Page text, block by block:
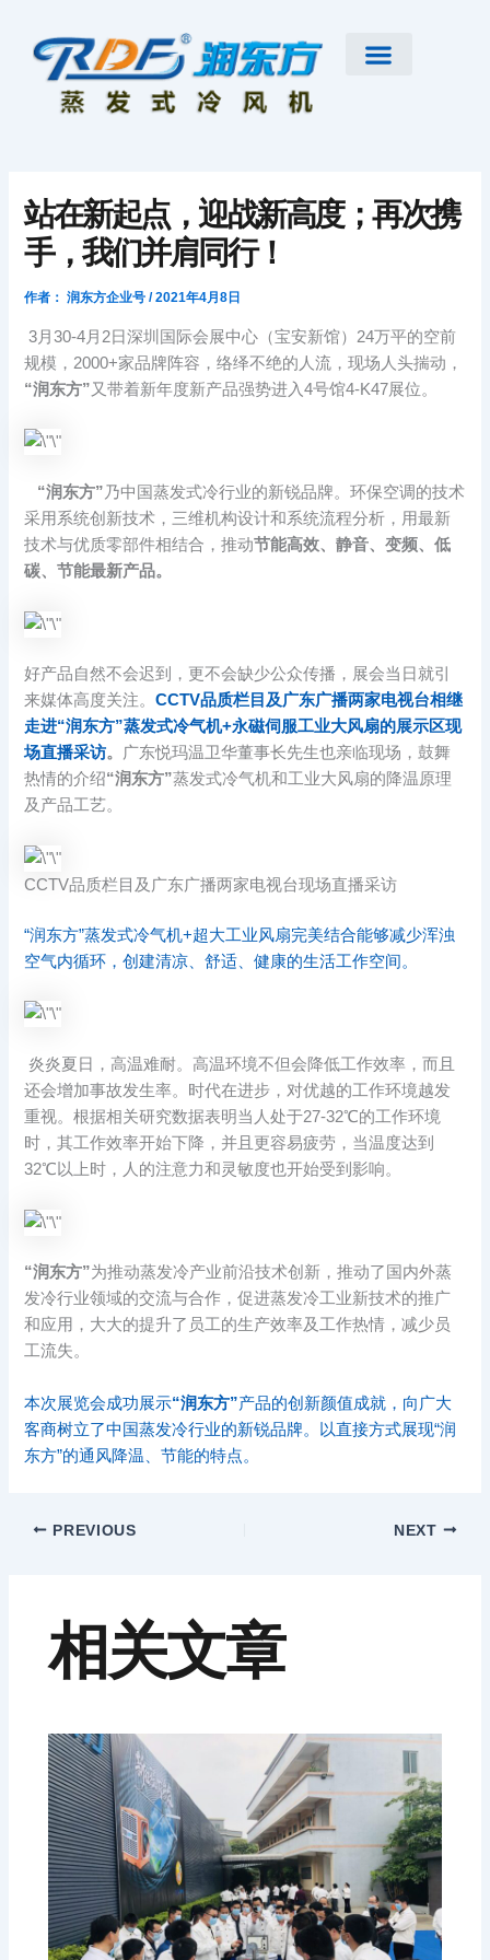
站在新起点，迎战新高度；再次携
手，我们并肩同行！
作者： 润东方企业号/2021年4月8日
3月30-4月2日深圳国际会展中心（宝安新馆）24万平的空前
规模，2000+家品牌阵容，络绎不绝的人流，现场人头揣动，
“润东方”又带着新年度新产品强势进入4号馆4-K47展位。
“润东方”乃中国蒸发式冷行业的新锐品牌。环保空调的技术
采用系统创新技术，三维机构设计和系统流程分析，用最新
技术与优质零部件相结合，推动节能高效、静音、变频、低
碳、节能最新产品。
好产品自然不会迟到，更不会缺少公众传播，展会当日就引
来媒体高度关注。CCTV品质栏目及广东广播两家电视台相继
走进“润东方”蒸发式冷气机+永磁伺服工业大风扇的展示区现
场直播采访。 广东悦玛温卫华董事长先生也亲临现场，鼓舞
热情的介绍“润东方”蒸发式冷气机和工业大风扇的降温原理
及产品工艺。
CCTV品质栏目及广东广播两家电视台现场直播采访
“润东方”蒸发式冷气机+超大工业风扇完美结合能够减少浑浊
空气内循环，创建清凉、舒适、健康的生活工作空间。
炎炎夏日，高温难耐。高温环境不但会降低工作效率，而且
还会增加事故发生率。时代在进步，对优越的工作环境越发
重视。根据相关研究数据表明当人处于27-32℃的工作环境
时，其工作效率开始下降，并且更容易疲劳，当温度达到
32℃以上时，人的注意力和灵敏度也开始受到影响。
“润东方”为推动蒸发冷产业前沿技术创新，推动了国内外蒸
发冷行业领域的交流与合作，促进蒸发冷工业新技术的推广
和应用，大大的提升了员工的生产效率及工作热情，减少员
工流失。
本次展览会成功展示“润东方”产品的创新颜值成就，向广大
客商树立了中国蒸发冷行业的新锐品牌。以直接方式展现“润
东方”的通风降温、节能的特点。
PREVIOUS NEXT
相关文章